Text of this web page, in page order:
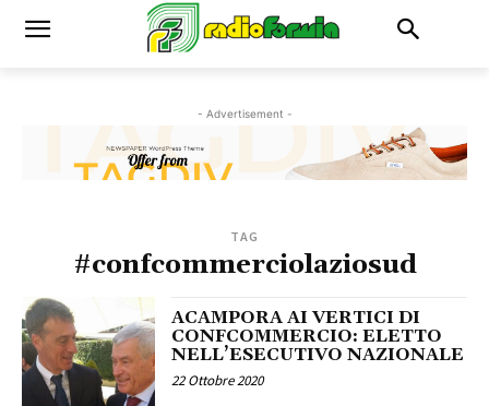
- Advertisement -
TAG
#confcommerciolaziosud
ACAMPORA AI VERTICI DI
CONFCOMMERCIO: ELETTO
NELL’ESECUTIVO NAZIONALE
22 Ottobre 2020